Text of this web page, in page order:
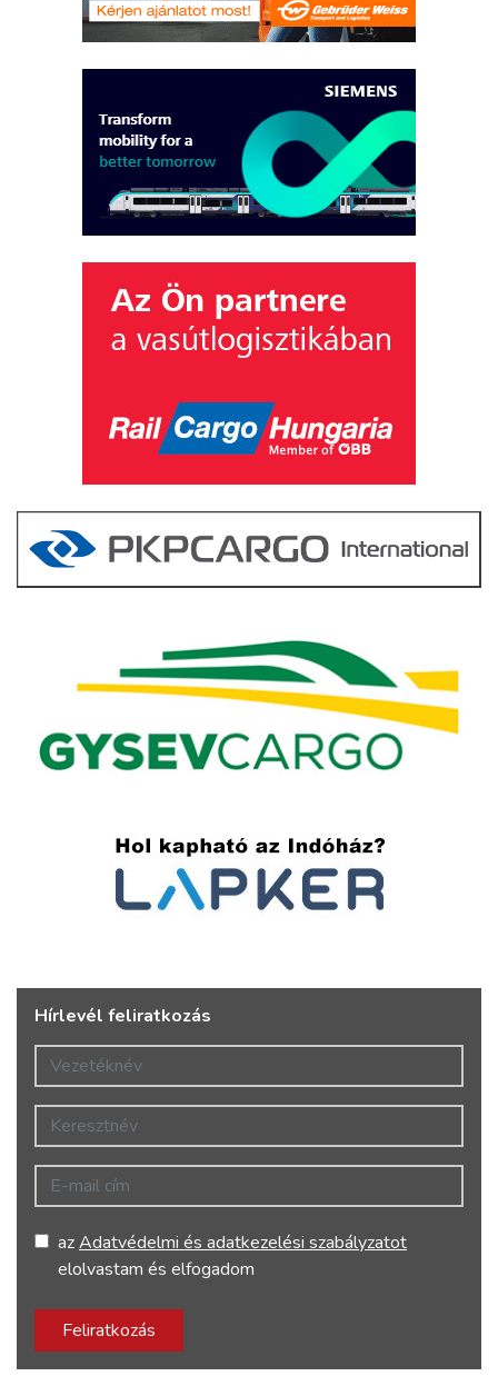
Hírlevél feliratkozás
Vezetéknév
Keresztnév
E-mail cím
azAdatvédelmi és adatkezelési szabályzatot
elolvastam és elfogadom
Feliratkozás